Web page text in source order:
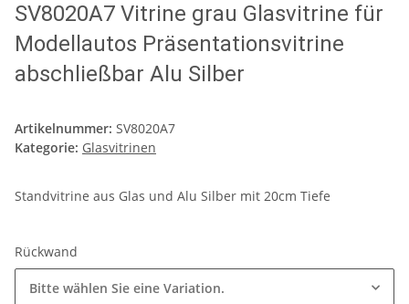
SV8020A7 Vitrine grau Glasvitrine für
Modellautos Präsentationsvitrine
abschließbar Alu Silber
Artikelnummer: SV8020A7
Kategorie: Glasvitrinen
Standvitrine aus Glas und Alu Silber mit 20cm Tiefe
Rückwand
Bitte wählen Sie eine Variation.